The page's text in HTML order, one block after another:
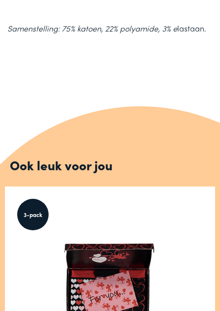
Samenstelling: 75% katoen, 22% polyamide, 3% elastaan.
Ook leuk voor jou
3-pack